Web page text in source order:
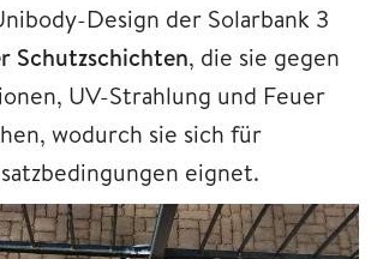
Design der Solarbank 3
Schutzschichten, die sie gegen
UV-Strahlung und Feuer
wodurch sie sich für
eignet.